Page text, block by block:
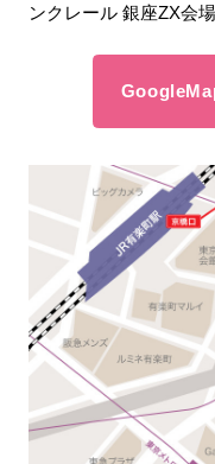
ンクレール 銀座ZX会場